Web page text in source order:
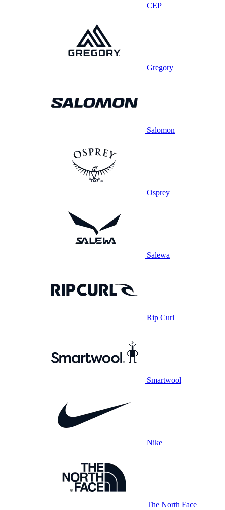
CEP
Gregory
Salomon
Osprey
Salewa
Rip Curl
Smartwool
Nike
The North Face